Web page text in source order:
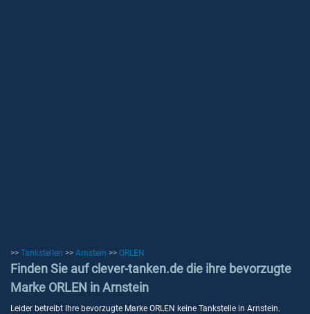
>> Tankstellen >> Arnstein >> ORLEN
Finden Sie auf clever-tanken.de die ihre bevorzugte
Marke ORLEN in Arnstein
Leider betreibt Ihre bevorzugte Marke ORLEN keine Tankstelle in Arnstein.